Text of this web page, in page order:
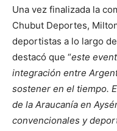
Una vez finalizada la
Chubut Deportes,
deportistas a lo largo
destacó que “este
integración entre
sostener en el tiempo.
de la Araucanía en
convencionales y